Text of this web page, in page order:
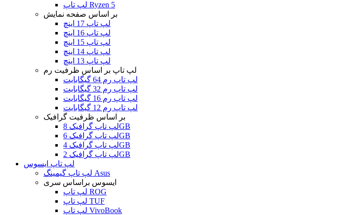
لپ تاپ Ryzen 5
بر اساس صفحه نمایش
لپ تاپ 17 اینچ
لپ تاپ 16 اینچ
لپ تاپ 15 اینچ
لپ تاپ 14 اینچ
لپ تاپ 13 اینچ
لپ تاپ بر اساس ظرفیت رم
لپ تاپ رم 64 گیگابایت
لپ تاپ رم 32 گیگابایت
لپ تاپ رم 16 گیگابایت
لپ تاپ رم 12 گیگابایت
بر اساس ظرفیت گرافیک
لپ تاپ گرافیک 8GB
لپ تاپ گرافیک 6GB
لپ تاپ گرافیک 4GB
لپ تاپ گرافیک 2GB
لپ تاپ ایسوس
لپ تاپ گیمینگ Asus
ایسوس براساس سری
لپ تاپ ROG
لپ تاپ TUF
لپ تاپ VivoBook